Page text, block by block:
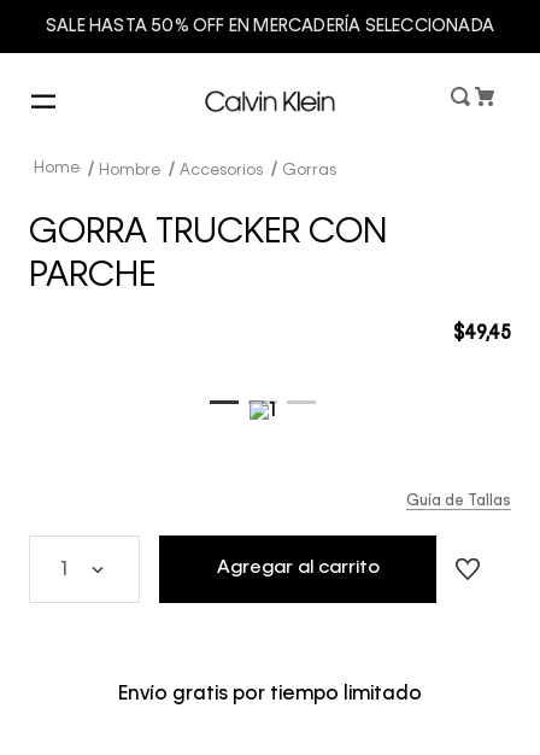
SALE HASTA 50% OFF EN MERCADERÍA SELECCIONADA
Hombre Accesorios Gorras
GORRA TRUCKER CON
PARCHE
$49,45
Guía de Tallas
Agregar al carrito
Envío gratis por tiempo limitado